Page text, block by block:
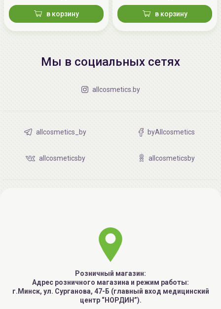
в корзину в корзину
Мы в социальных сетях
allcosmetics.by
allcosmetics_by byAllcosmetics
allcosmeticsby allcosmeticsby
Розничный магазин:
Адрес розничного магазина и режим работы:
г.Минск, ул. Сурганова, 47-Б (главный вход медицинский
центр “НОРДИН”).